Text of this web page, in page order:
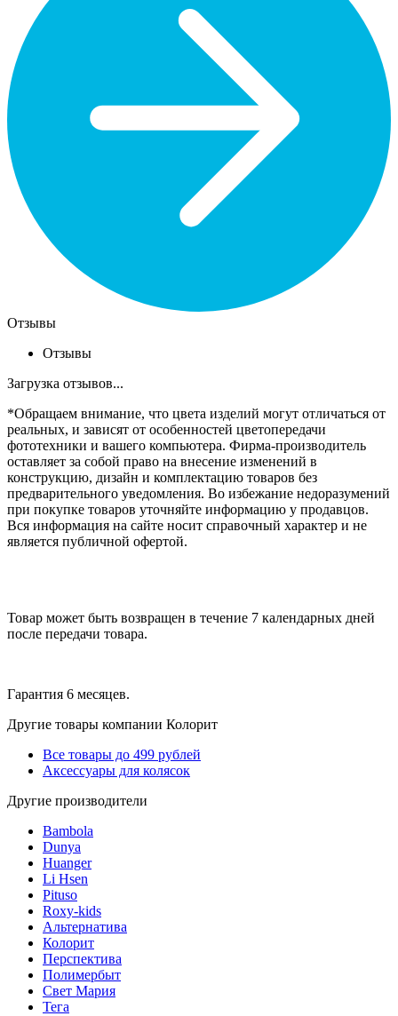
Отзывы
Отзывы
Загрузка отзывов...
*Обращаем внимание, что цвета изделий могут отличаться от
реальных, и зависят от особенностей цветопередачи
фототехники и вашего компьютера. Фирма-производитель
оставляет за собой право на внесение изменений в
конструкцию, дизайн и комплектацию товаров без
предварительного уведомления. Во избежание недоразумений
при покупке товаров уточняйте информацию у продавцов.
Вся информация на сайте носит справочный характер и не
является публичной офертой.
Товар может быть возвращен в течение 7 календарных дней
после передачи товара.
Гарантия 6 месяцев.
Другие товары компании Колорит
Все товары до 499 рублей
Аксессуары для колясок
Другие производители
Bambola
Dunya
Huanger
Li Hsen
Pituso
Roxy-kids
Альтернатива
Колорит
Перспектива
Полимербыт
Свет Мария
Тега